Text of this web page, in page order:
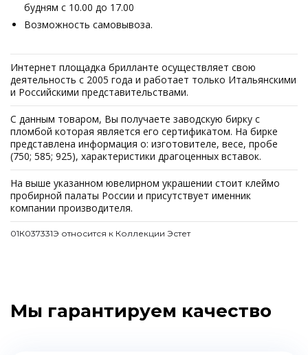
будням с 10.00 до 17.00
Возможность самовывоза.
Интернет площадка брилланте осуществляет свою
деятельность с 2005 года и работает только Итальянскими
и Российскими представительствами.
С данным товаром, Вы получаете заводскую бирку с
пломбой которая является его сертификатом. На бирке
представлена информация о: изготовителе, весе, пробе
(750; 585; 925), характеристики драгоценных вставок.
На выше указанном ювелирном украшении стоит клеймо
пробирной палаты России и присутствует именник
компании производителя.
01К037331Э относится к Коллекции Эстет
Мы гарантируем качество